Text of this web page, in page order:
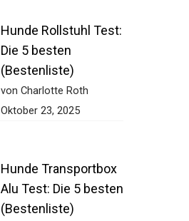
Hunde Rollstuhl Test:
Die 5 besten
(Bestenliste)
von Charlotte Roth
Oktober 23, 2025
Hunde Transportbox
Alu Test: Die 5 besten
(Bestenliste)